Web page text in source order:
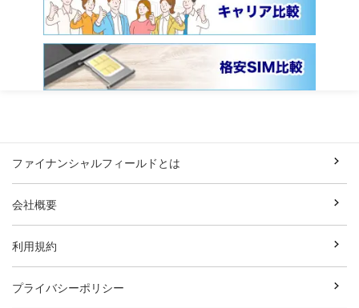
ファイナンシャルフィールドとは
会社概要
利用規約
プライバシーポリシー